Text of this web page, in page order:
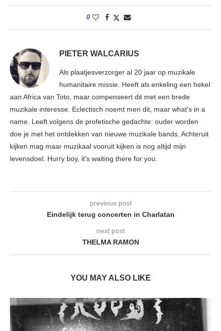
0
PIETER WALCARIUS
Als plaatjesverzorger al 20 jaar op muzikale
humanitaire missie. Heeft als enkeling een hekel
aan Africa van Toto, maar compenseert dit met een brede
muzikale interesse. Eclectisch noemt men dit, maar what's in a
name. Leeft volgens de profetische gedachte: ouder worden
doe je met het ontdekken van nieuwe muzikale bands. Achteruit
kijken mag maar muzikaal vooruit kijken is nog altijd mijn
levensdoel. Hurry boy, it's waiting there for you.
previous post
Eindelijk terug concerten in Charlatan
next post
THELMA RAMON
YOU MAY ALSO LIKE